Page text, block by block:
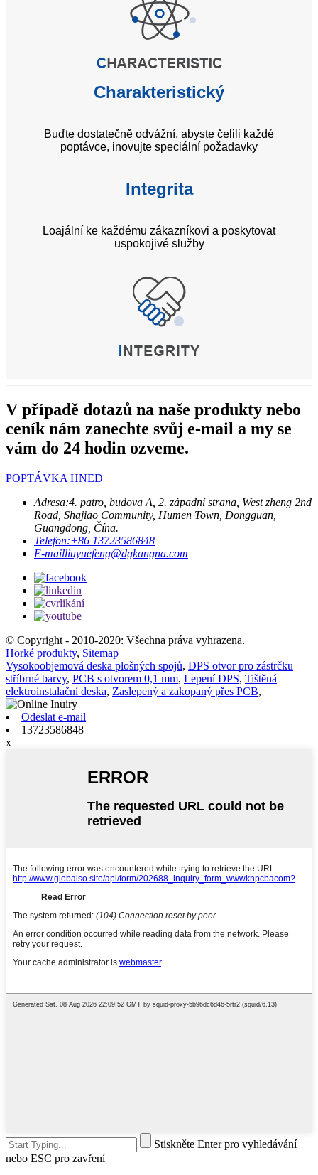
Charakteristický
Buďte dostatečně odvážní, abyste čelili každé
poptávce, inovujte speciální požadavky
Integrita
Loajální ke každému zákazníkovi a poskytovat
uspokojivé služby
V případě dotazů na naše produkty nebo
ceník nám zanechte svůj e-mail a my se
vám do 24 hodin ozveme.
POPTÁVKA HNED
Adresa:4. patro, budova A, 2. západní strana, West zheng 2nd
Road, Shajiao Community, Humen Town, Dongguan,
Guangdong, Čína.
Telefon:+86 13723586848
E-mailliuyuefeng@dgkangna.com
© Copyright - 2010-2020: Všechna práva vyhrazena.
Horké produkty, Sitemap
Vysokoobjemová deska plošných spojů, DPS otvor pro zástrčku
stříbrné barvy, PCB s otvorem 0,1 mm, Lepení DPS, Tištěná
elektroinstalační deska, Zaslepený a zakopaný přes PCB,
Odeslat e-mail
13723586848
x
Stiskněte Enter pro vyhledávání
nebo ESC pro zavření